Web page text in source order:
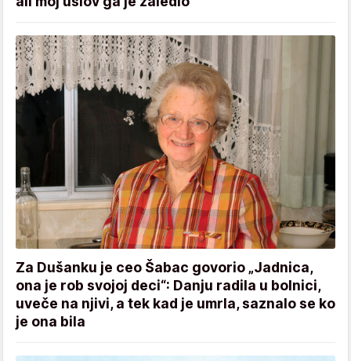
Za Dušanku je ceo Šabac govorio „Jadnica,
ona je rob svojoj deci“: Danju radila u bolnici,
uveče na njivi, a tek kad je umrla, saznalo se ko
je ona bila